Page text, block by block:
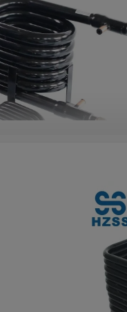
pompa di calore ad
nell'intervallo tra la